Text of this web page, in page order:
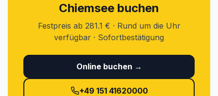
Chiemsee buchen
Festpreis ab 281.1 € · Rund um die Uhr
verfügbar · Sofortbestätigung
Online buchen →
+49 151 41620000